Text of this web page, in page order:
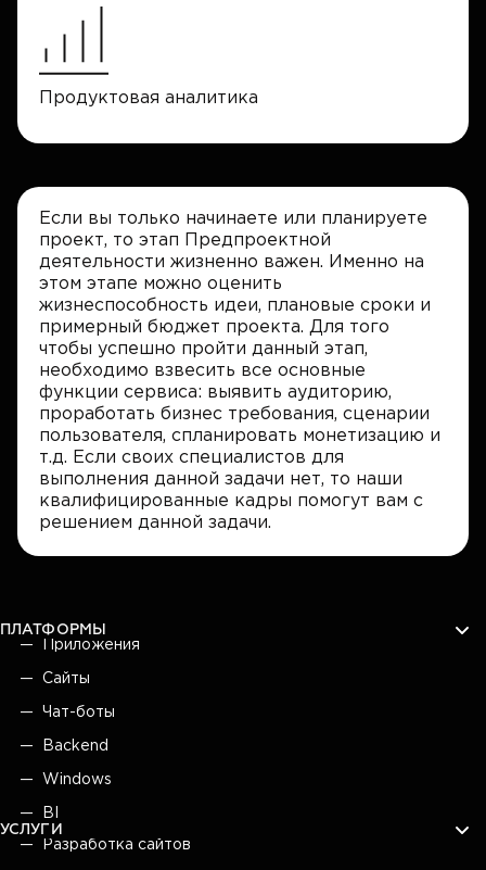
Продуктовая аналитика
Если вы только начинаете или планируете
проект, то этап Предпроектной
деятельности жизненно важен. Именно на
этом этапе можно оценить
жизнеспособность идеи, плановые сроки и
примерный бюджет проекта. Для того
чтобы успешно пройти данный этап,
необходимо взвесить все основные
функции сервиса: выявить аудиторию,
проработать бизнес требования, сценарии
пользователя, спланировать монетизацию и
т.д. Если своих специалистов для
выполнения данной задачи нет, то наши
квалифицированные кадры помогут вам с
решением данной задачи.
ПЛАТФОРМЫ
Приложения
Сайты
Чат-боты
Backend
Windows
BI
УСЛУГИ
Разработка сайтов